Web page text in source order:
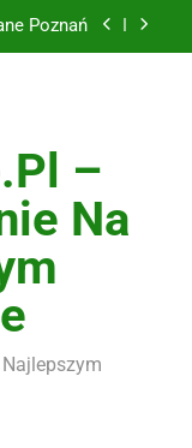
Poznań
Lublin
Poznań
Gdańsk
–
Na